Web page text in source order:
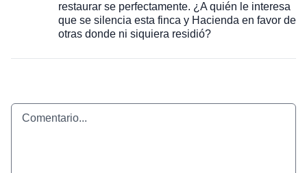
restaurar se perfectamente. ¿A quién le interesa
que se silencia esta finca y Hacienda en favor de
otras donde ni siquiera residió?
Comentario